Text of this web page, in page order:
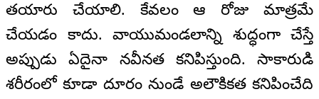
తయారు చేయాలి. కేవలం ఆ రోజు మాత్రమే
చేయడం కాదు. వాయుమండలాన్ని శుద్ధంగా చేస్తే
అప్పుడు ఏదైనా నవీనత కనిపిస్తుంది. సాకారుడి
శరీరంలో కూడా దూరం నుండే అలౌకికత కనిపించేది